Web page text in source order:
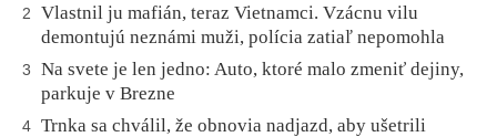
2
Vlastnil ju mafián, teraz Vietnamci. Vzácnu vilu
demontujú neznámi muži, polícia zatiaľ nepomohla
3
Na svete je len jedno: Auto, ktoré malo zmeniť dejiny,
parkuje v Brezne
4 Trnka sa chválil, že obnovia nadjazd, aby ušetrili